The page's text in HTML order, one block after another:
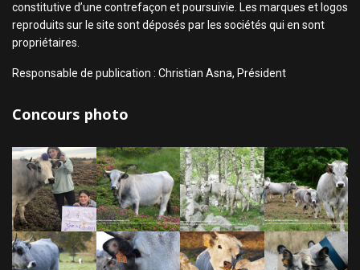
constitutive d’une contrefaçon et poursuivie. Les marques et logos
reproduits sur le site sont déposés par les sociétés qui en sont
propriétaires.
Responsable de publication : Christian Asna, Président
Concours photo